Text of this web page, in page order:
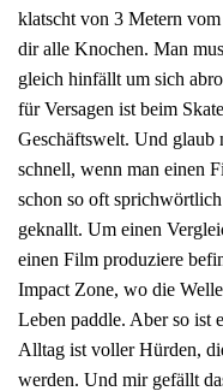
klatscht von 3 Metern
dir alle Knochen. Man
gleich hinfällt um sich
für Versagen ist beim
Geschäftswelt. Und glaub
schnell, wenn man einen
schon so oft
geknallt. Um einen
einen Film produziere
Impact Zone, wo die
Leben paddle. Aber so ist
Alltag ist voller Hürden,
werden. Und mir gefällt